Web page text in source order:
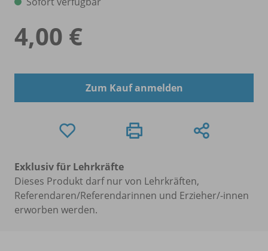
4,00 €
Zum Kauf anmelden
Exklusiv für Lehrkräfte
Dieses Produkt darf nur von Lehrkräften,
Referendaren/Referendarinnen und Erzieher/-innen
erworben werden.